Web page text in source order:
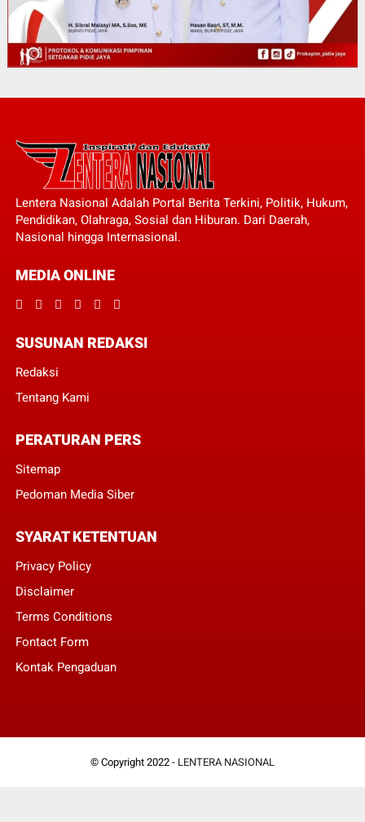
Lentera Nasional Adalah Portal Berita Terkini, Politik, Hukum,
Pendidikan, Olahraga, Sosial dan Hiburan. Dari Daerah,
Nasional hingga Internasional.
MEDIA ONLINE
SUSUNAN REDAKSI
Redaksi
Tentang Kami
PERATURAN PERS
Sitemap
Pedoman Media Siber
SYARAT KETENTUAN
Privacy Policy
Disclaimer
Terms Conditions
Fontact Form
Kontak Pengaduan
© Copyright 2022 - LENTERA NASIONAL